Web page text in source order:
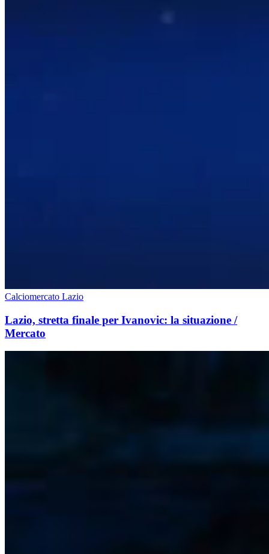
Calciomercato Lazio
Lazio, stretta finale per Ivanovic: la situazione /
Mercato